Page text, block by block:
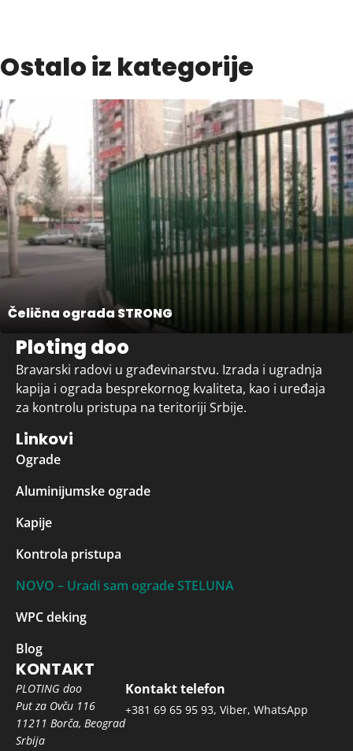
Ostalo iz kategorije
Čelična ograda STRONG
Ploting doo
Bravarski radovi u građevinarstvu. Izrada i ugradnja
kapija i ograda besprekornog kvaliteta, kao i uređaja
za kontrolu pristupa na teritoriji Srbije.
Linkovi
Ograde
Aluminijumske ograde
Kapije
Kontrola pristupa
NOVO – Uradi sam ograde STELUNA
WPC deking
Blog
KONTAKT
PLOTING doo
Put za Ovču 116
11211 Borča, Beograd
Srbija
Kontakt telefon
+381 69 65 95 93, Viber, WhatsApp